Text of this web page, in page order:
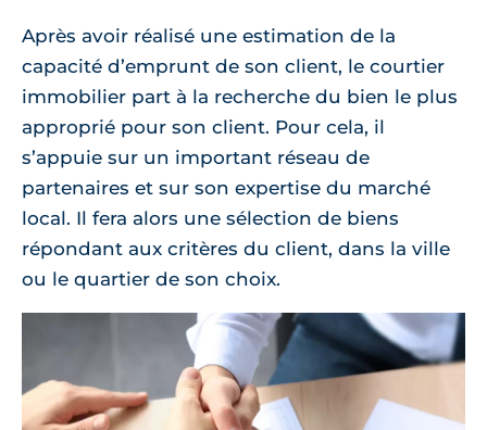
Après avoir réalisé une estimation de la
capacité d’emprunt de son client, le courtier
immobilier part à la recherche du bien le plus
approprié pour son client. Pour cela, il
s’appuie sur un important réseau de
partenaires et sur son expertise du marché
local. Il fera alors une sélection de biens
répondant aux critères du client, dans la ville
ou le quartier de son choix.